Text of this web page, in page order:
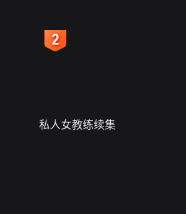
私人女教练续集